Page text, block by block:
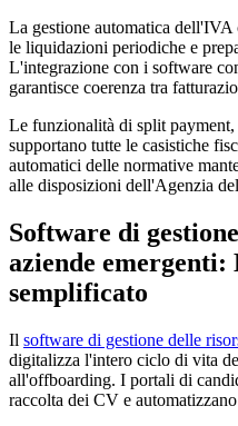
La gestione automatica dell'IVA
le liquidazioni periodiche e
L'integrazione con i software
garantisce coerenza tra
Le funzionalità di split payment,
supportano tutte le casistiche
automatici delle normative
alle disposizioni dell'Agenzia
Software di
aziende
semplificato
Il software di gestione delle
digitalizza l'intero ciclo di vita
all'offboarding. I portali di
raccolta dei CV e